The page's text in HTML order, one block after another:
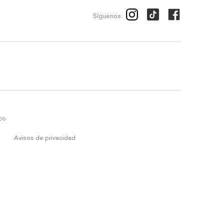
Síguenos:
Avisos de privacidad